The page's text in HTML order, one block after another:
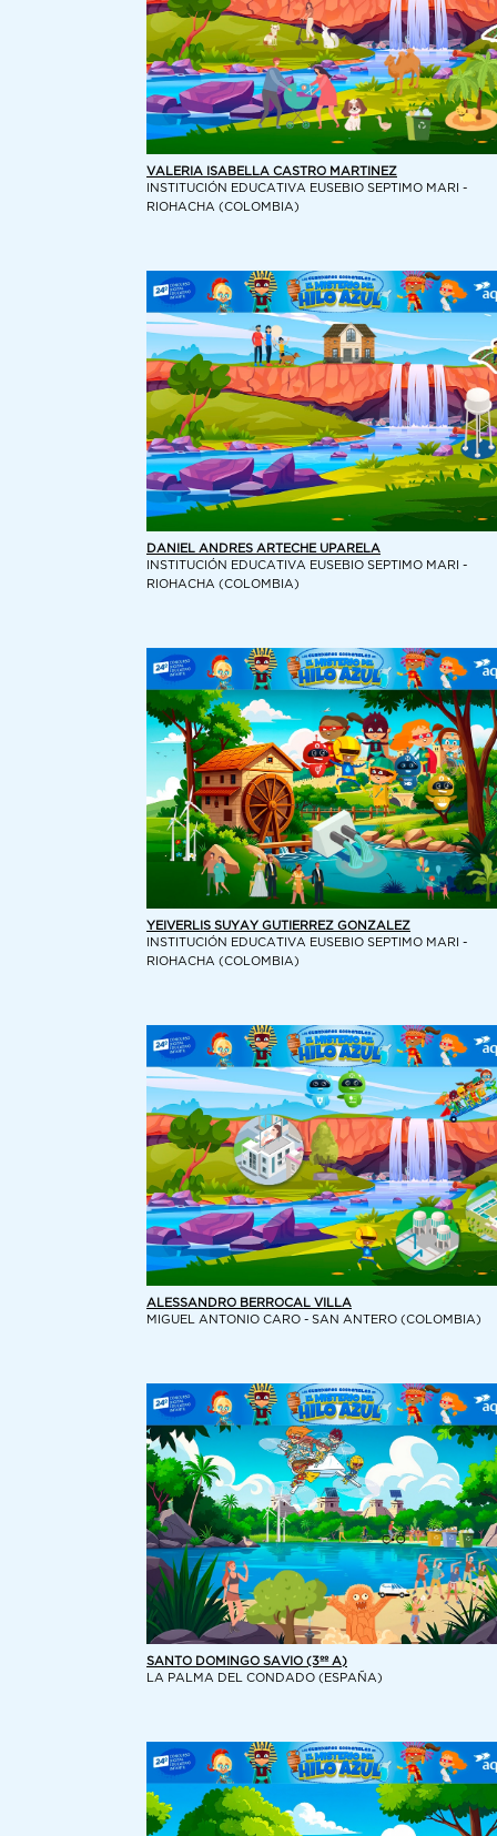
VALERIA ISABELLA CASTRO MARTINEZ
INSTITUCIÓN EDUCATIVA EUSEBIO SEPTIMO MARI -
RIOHACHA (COLOMBIA)
DANIEL ANDRES ARTECHE UPARELA
INSTITUCIÓN EDUCATIVA EUSEBIO SEPTIMO MARI -
RIOHACHA (COLOMBIA)
YEIVERLIS SUYAY GUTIERREZ GONZALEZ
INSTITUCIÓN EDUCATIVA EUSEBIO SEPTIMO MARI -
RIOHACHA (COLOMBIA)
ALESSANDRO BERROCAL VILLA
MIGUEL ANTONIO CARO - SAN ANTERO (COLOMBIA)
SANTO DOMINGO SAVIO (3ºº A)
LA PALMA DEL CONDADO (ESPAÑA)